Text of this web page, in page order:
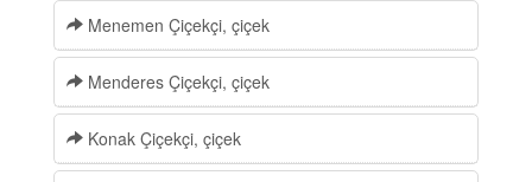
Menemen Çiçekçi, çiçek
Menderes Çiçekçi, çiçek
Konak Çiçekçi, çiçek